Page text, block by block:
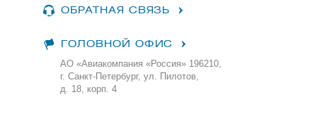
ОБРАТНАЯ СВЯЗЬ
ГОЛОВНОЙ ОФИС
АО «Авиакомпания «Россия» 196210,
г. Санкт-Петербург, ул. Пилотов,
д. 18, корп. 4